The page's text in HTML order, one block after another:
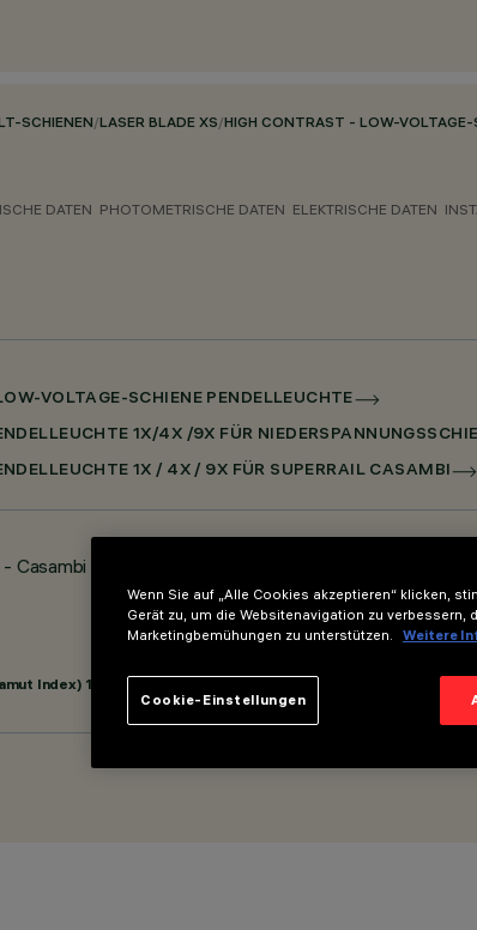
SCHIENEN/LASER BLADE XS/HIGH CONTRAST - LOW-VOLTAGE-
DATEN PHOTOMETRISCHE DATEN ELEKTRISCHE DATEN
VOLTAGE-SCHIENE PENDELLEUCHTE
1X/4X /9X FÜR
1X / 4X / 9X FÜR SUPERRAIL CASAMBI
- HC - Flood beam - h 600
Index) 102
Wenn Sie auf „Alle Cookies akzeptieren“ klicken,
Gerät zu, um die Websitenavigation zu verbessern,
Marketingbemühungen zu unterstützen.
Weitere
Cookie-Einstellungen